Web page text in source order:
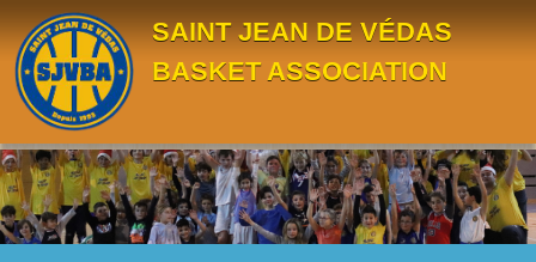
SAINT JEAN DE VÉDAS
BASKET ASSOCIATION
Panneau de gestion des cookies